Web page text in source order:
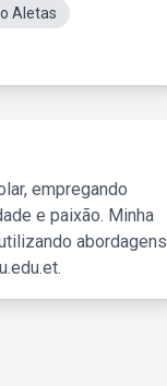
Aletas
empregando
e paixão. Minha
abordagens